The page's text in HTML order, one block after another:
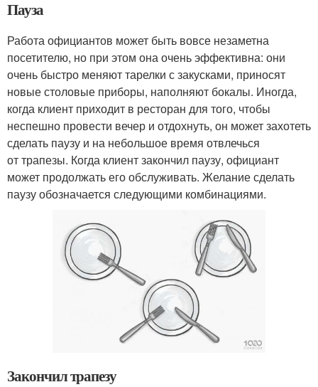
Пауза
Работа официантов может быть вовсе незаметна
посетителю, но при этом она очень эффективна: они
очень быстро меняют тарелки с закусками, приносят
новые столовые приборы, наполняют бокалы. Иногда,
когда клиент приходит в ресторан для того, чтобы
неспешно провести вечер и отдохнуть, он может захотеть
сделать паузу и на небольшое время отвлечься
от трапезы. Когда клиент закончил паузу, официант
может продолжать его обслуживать. Желание сделать
паузу обозначается следующими комбинациями.
Закончил трапезу